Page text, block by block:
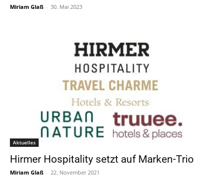
Miriam Glaß - 30. Mai 2023
Aktuelles
Hirmer Hospitality setzt auf Marken-Trio
Miriam Glaß - 22. November 2021